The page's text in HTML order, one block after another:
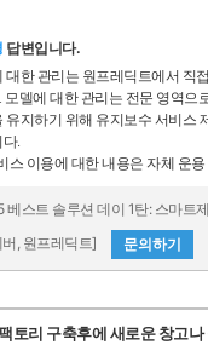
답변입니다.
대한 관리는 원프레딕트에서 직
모델에 대한 관리는 전문 영역으
유지하기 위해 유지보수 서비스
.
스 이용에 대한 내용은 자체 운
베스트 솔루션 데이 1탄: 스마트
, 원프레딕트]
문의하기
토리 구축후에 새로운 창고나